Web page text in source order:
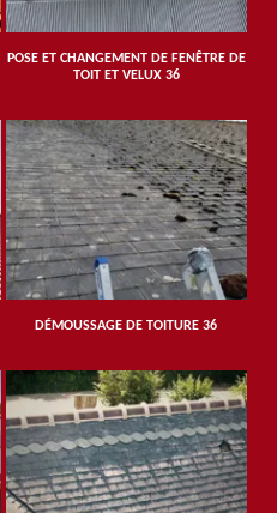
POSE ET CHANGEMENT DE FENÊTRE DE
TOIT ET VELUX 36
DÉMOUSSAGE DE TOITURE 36